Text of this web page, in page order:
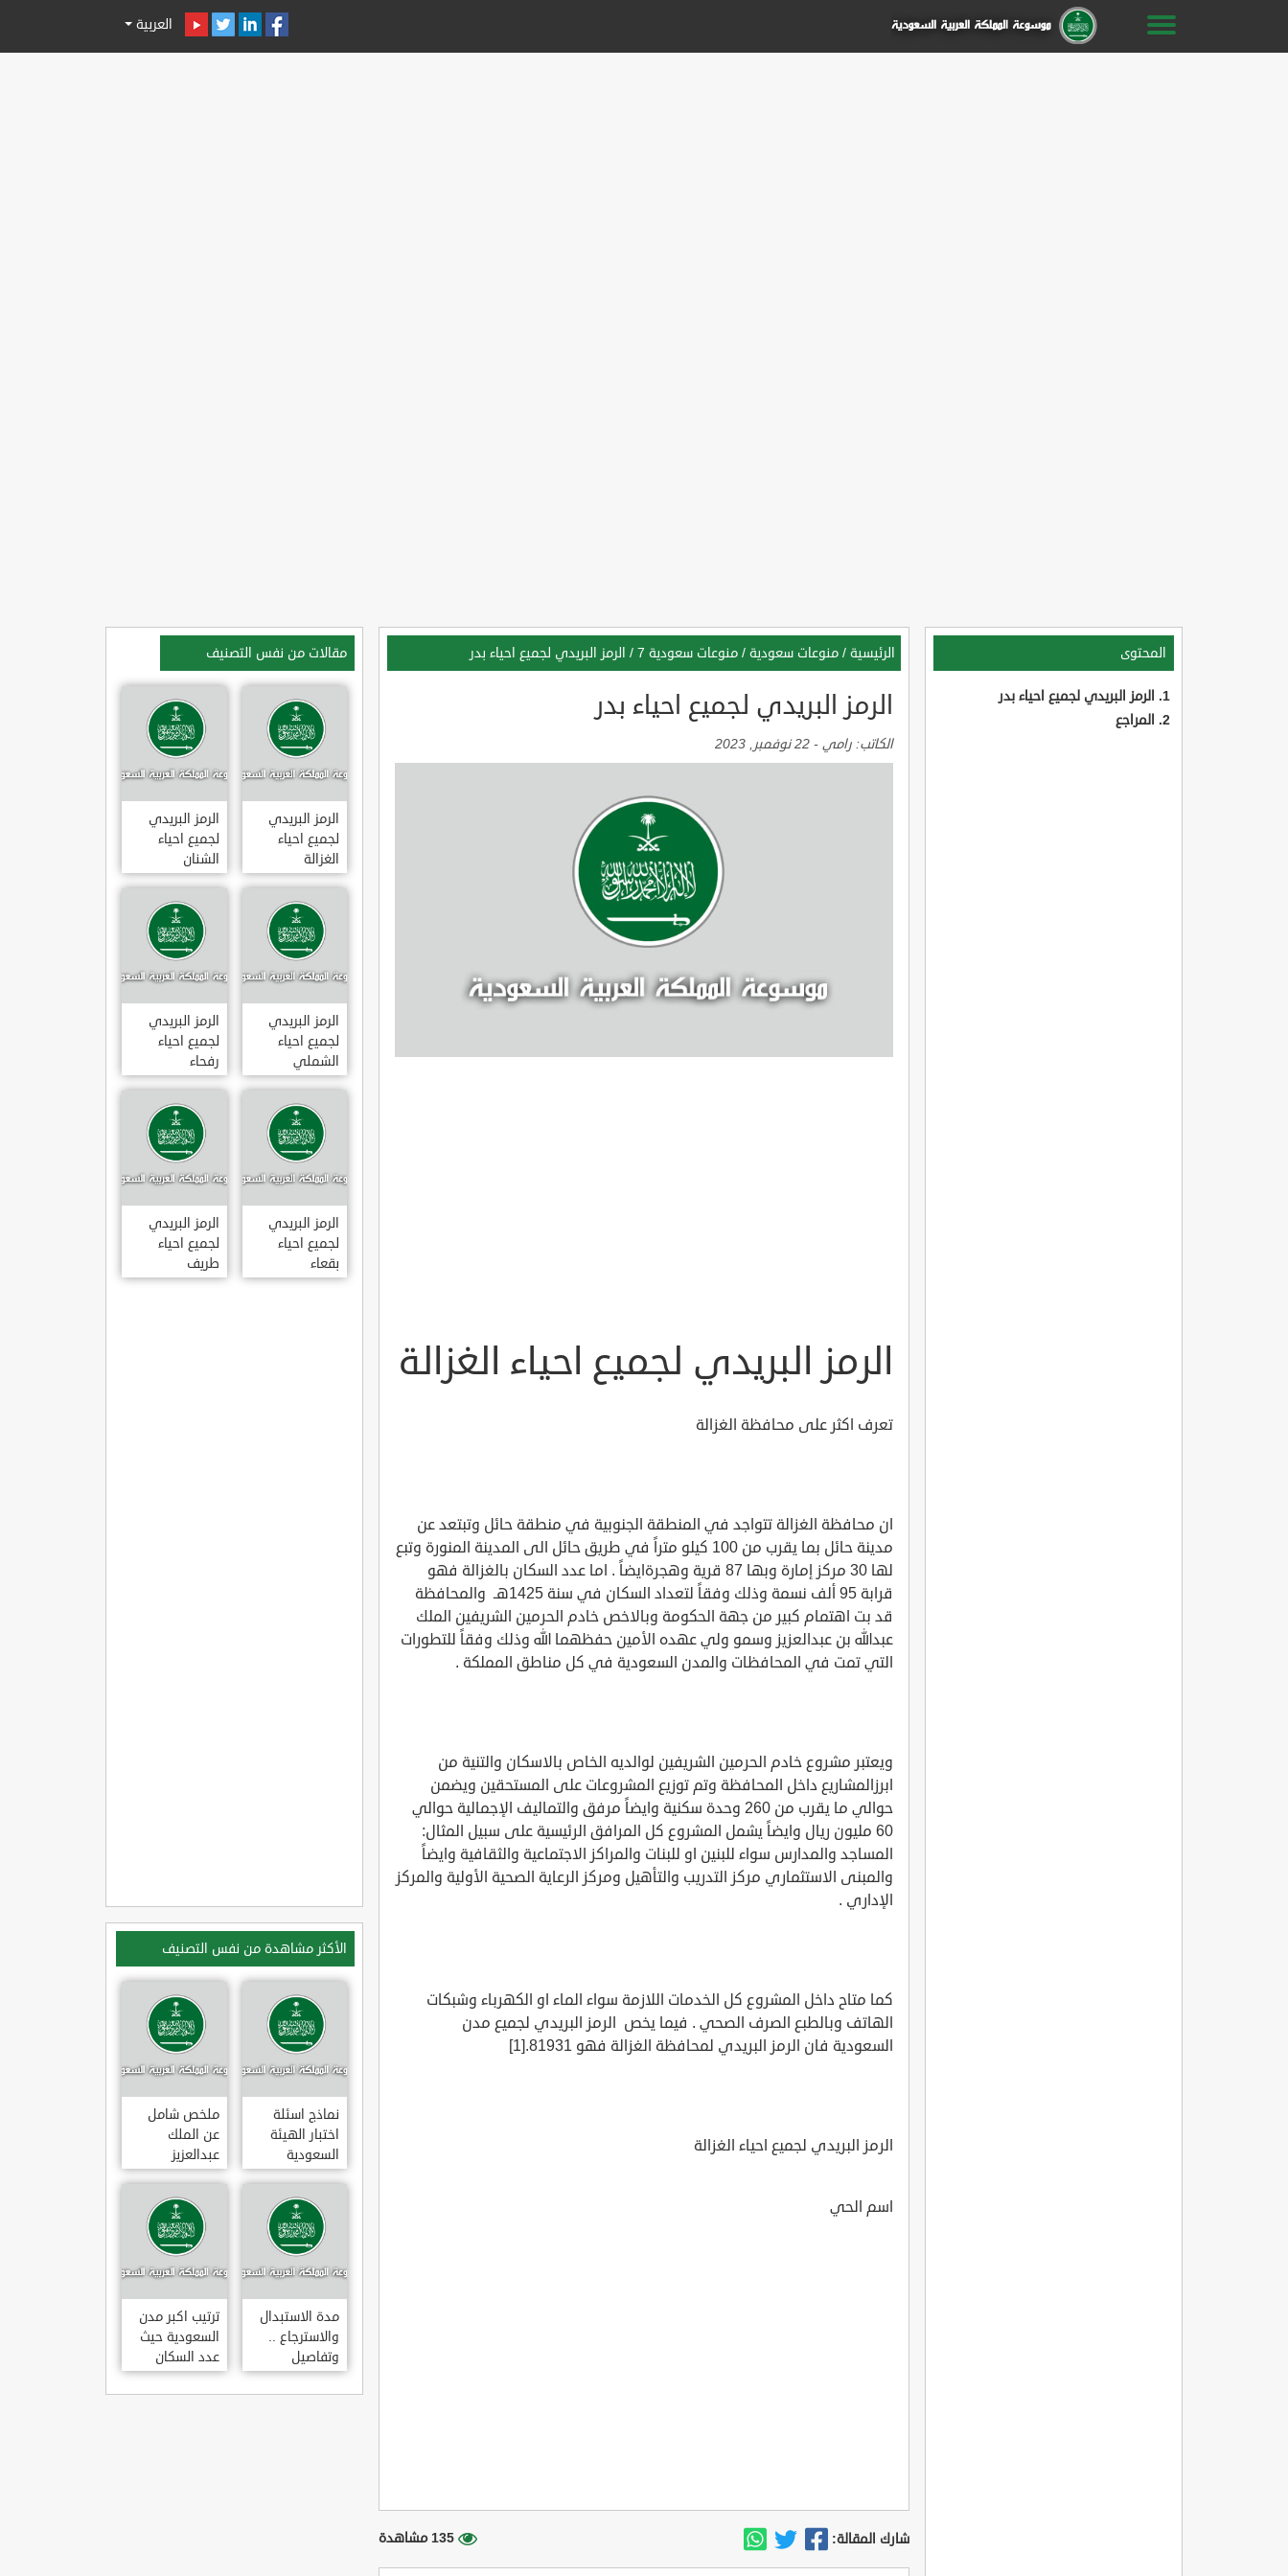
العربية
المحتوى
الرمز البريدي لجميع احياء بدر
المراجع
الرئيسية / منوعات سعودية / منوعات سعودية 7 / الرمز البريدي لجميع احياء بدر
الرمز البريدي لجميع احياء بدر
الكاتب: رامي - 22 نوفمبر, 2023
الرمز البريدي لجميع احياء الغزالة
تعرف اكثر على محافظة الغزالة
ان محافظة الغزالة تتواجد في المنطقة الجنوبية في منطقة حائل وتبتعد عن
مدينة حائل بما يقرب من 100 كيلو متراً في طريق حائل الى المدينة المنورة وتبع
لها 30 مركز إمارة وبها 87 قرية وهجرةايضاً . اما عدد السكان بالغزالة فهو
قرابة 95 ألف نسمة وذلك وفقاً لتعداد السكان في سنة 1425هـ والمحافظة
قد بت اهتمام كبير من جهة الحكومة وبالاخص خادم الحرمين الشريفين الملك
عبدالله بن عبدالعزيز وسمو ولي عهده الأمين حفظهما الله وذلك وفقاً للتطورات
التي تمت في المحافظات والمدن السعودية في كل مناطق المملكة .
ويعتبر مشروع خادم الحرمين الشريفين لوالديه الخاص بالاسكان والتنية من
ابرزالمشاريع داخل المحافظة وتم توزيع المشروعات على المستحقين ويضمن
حوالي ما يقرب من 260 وحدة سكنية وايضاً مرفق والتماليف الإجمالية حوالي
60 مليون ريال وايضاً يشمل المشروع كل المرافق الرئيسية على سبيل المثال:
المساجد والمدارس سواء للبنين او للبنات والمراكز الاجتماعية والثقافية وايضاً
والمبنى الاستثماري مركز التدريب والتأهيل ومركز الرعاية الصحية الأولية والمركز
الإداري .
كما متاح داخل المشروع كل الخدمات اللازمة سواء الماء او الكهرباء وشبكات
الهاتف وبالطبع الصرف الصحي . فيما يخص الرمز البريدي لجميع مدن
السعودية فان الرمز البريدي لمحافظة الغزالة فهو 81931.[1]
الرمز البريدي لجميع احياء الغزالة
اسم الحي
شارك المقالة: 135 مشاهدة
مقالات من نفس التصنيف
الرمز البريدي
لجميع احياء
الغزالة
الرمز البريدي
لجميع احياء
الشنان
الرمز البريدي
لجميع احياء
الشملي
الرمز البريدي
لجميع احياء
رفحاء
الرمز البريدي
لجميع احياء
بقعاء
الرمز البريدي
لجميع احياء
طريف
الأكثر مشاهدة من نفس التصنيف
نماذج اسئلة
اختبار الهيئة
السعودية
للتخصصات
الصحية
ملخص شامل
عن الملك
عبدالعزيز
مدة الاستبدال
والاسترجاع ..
وتفاصيل
قانونها حسب
وزارة التجارة
ترتيب اكبر مدن
السعودية حيث
عدد السكان